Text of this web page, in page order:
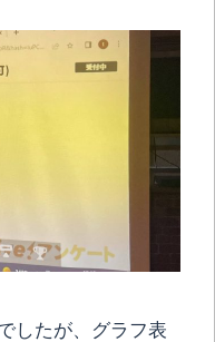
したが、グラフ表